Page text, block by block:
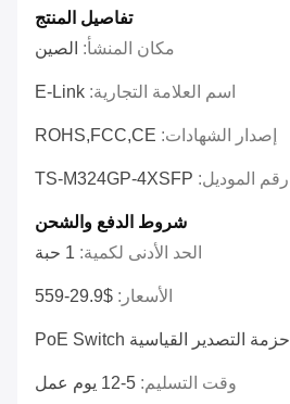
تفاصيل المنتج
مكان المنشأ: الصين
اسم العلامة التجارية: E-Link
إصدار الشهادات: ROHS,FCC,CE
رقم الموديل: TS-M324GP-4XSFP
شروط الدفع والشحن
الحد الأدنى لكمية: 1 حبة
الأسعار: $29.9-559
حزمة التصدير القياسية PoE Switch
وقت التسليم: 5-12 يوم عمل